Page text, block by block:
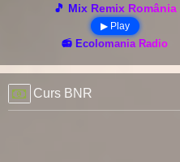
🎵 Mix Remix România
▶ Play
📻 Ecolomania Radio
Curs BNR